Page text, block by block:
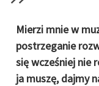
Mierzi mnie w
postrzeganie
się wcześniej nie
ja muszę, dajmy